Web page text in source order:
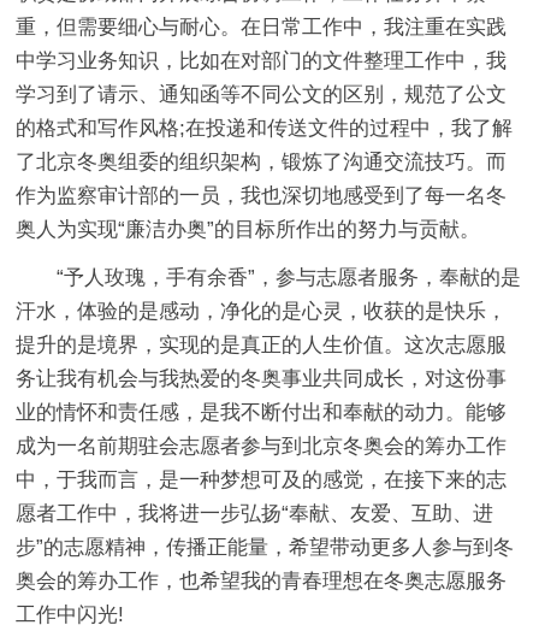
重，但需要细心与耐心。在日常工作中，我注重在实践
中学习业务知识，比如在对部门的文件整理工作中，我
学习到了请示、通知函等不同公文的区别，规范了公文
的格式和写作风格;在投递和传送文件的过程中，我了解
了北京冬奥组委的组织架构，锻炼了沟通交流技巧。而
作为监察审计部的一员，我也深切地感受到了每一名冬
奥人为实现“廉洁办奥”的目标所作出的努力与贡献。
“予人玫瑰，手有余香”，参与志愿者服务，奉献的是
汗水，体验的是感动，净化的是心灵，收获的是快乐，
提升的是境界，实现的是真正的人生价值。这次志愿服
务让我有机会与我热爱的冬奥事业共同成长，对这份事
业的情怀和责任感，是我不断付出和奉献的动力。能够
成为一名前期驻会志愿者参与到北京冬奥会的筹办工作
中，于我而言，是一种梦想可及的感觉，在接下来的志
愿者工作中，我将进一步弘扬“奉献、友爱、互助、进
步”的志愿精神，传播正能量，希望带动更多人参与到冬
奥会的筹办工作，也希望我的青春理想在冬奥志愿服务
工作中闪光!